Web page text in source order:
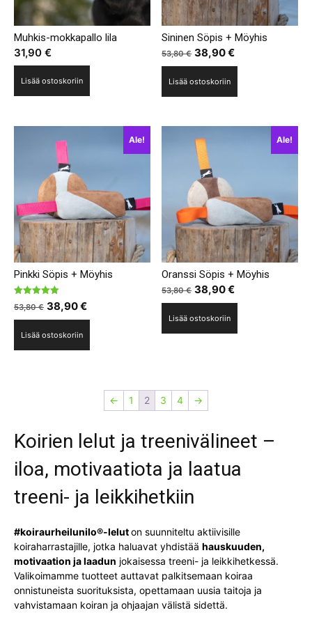
Muhkis-mokkapallo lila
31,90 €
Lisää ostoskoriin
Sininen Söpis + Möyhis
53,80€ Alkuperäinen
hinta
oli:
38,90€Nykyinen
hinta
Lisää ostoskoriin
Ale!
Pinkki Söpis + Möyhis
Arvostelu
tuotteesta:
5.00
53,80€ Alkuperäinen
hinta
oli:
38,90€Nykyinen
hinta
Lisää ostoskoriin
Ale!
Oranssi Söpis + Möyhis
53,80€ Alkuperäinen
hinta
oli:
38,90€Nykyinen
hinta
Lisää ostoskoriin
← 1 2 3 4 →
Koirien lelut ja treenivälineet –
iloa, motivaatiota ja laatua
treeni- ja leikkihetkiin
#koiraurheilunilo®-leluton suunniteltu aktiivisille
koiraharrastajille, jotka haluavat yhdistää hauskuuden,
motivaation ja laadun jokaisessa treeni- ja leikkihetkessä.
Valikoimamme tuotteet auttavat palkitsemaan koiraa
onnistuneista suorituksista, opettamaan uusia taitoja ja
vahvistamaan koiran ja ohjaajan välistä sidettä.